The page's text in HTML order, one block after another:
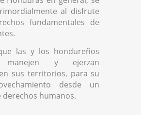
al disfrute
fundamentales de
las y los hondureños
manejen y ejerzan
sus territorios, para su
desde un
derechos humanos.